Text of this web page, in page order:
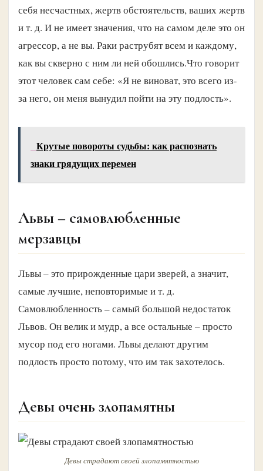
себя несчастных, жертв обстоятельств, ваших жертв
и т. д. И не имеет значения, что на самом деле это он
агрессор, а не вы. Раки раструбят всем и каждому,
как вы скверно с ним ли ней обошлись.Что говорит
этот человек сам себе: «Я не виноват, это всего из-
за него, он меня вынудил пойти на эту подлость».
Крутые повороты судьбы: как распознать
знаки грядущих перемен
Львы – самовлюбленные
мерзавцы
Львы – это прирожденные цари зверей, а значит,
самые лучшие, неповторимые и т. д.
Самовлюбленность – самый большой недостаток
Львов. Он велик и мудр, а все остальные – просто
мусор под его ногами. Львы делают другим
подлость просто потому, что им так захотелось.
Девы очень злопамятны
Девы страдают своей злопамятностью